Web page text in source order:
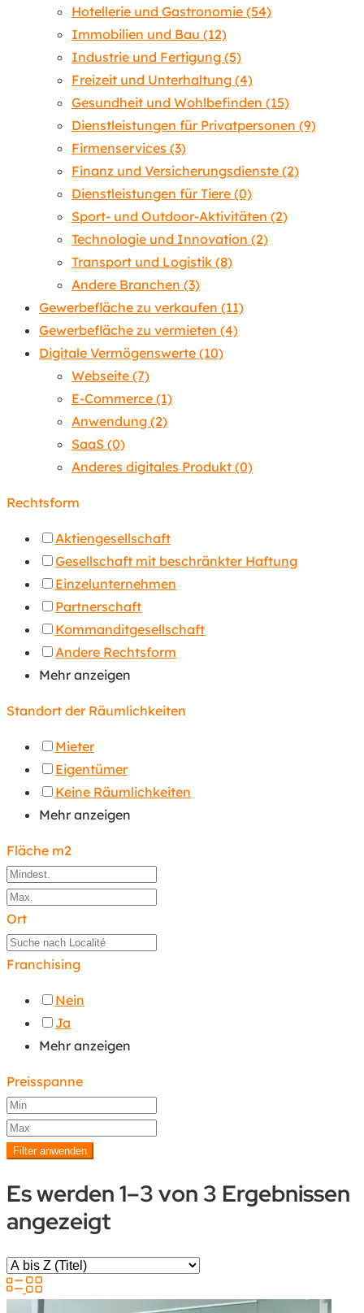
Hotellerie und Gastronomie (54)
Immobilien und Bau (12)
Industrie und Fertigung (5)
Freizeit und Unterhaltung (4)
Gesundheit und Wohlbefinden (15)
Dienstleistungen für Privatpersonen (9)
Firmenservices (3)
Finanz und Versicherungsdienste (2)
Dienstleistungen für Tiere (0)
Sport- und Outdoor-Aktivitäten (2)
Technologie und Innovation (2)
Transport und Logistik (8)
Andere Branchen (3)
Gewerbefläche zu verkaufen (11)
Gewerbefläche zu vermieten (4)
Digitale Vermögenswerte (10)
Webseite (7)
E-Commerce (1)
Anwendung (2)
SaaS (0)
Anderes digitales Produkt (0)
Rechtsform
Aktiengesellschaft
Gesellschaft mit beschränkter Haftung
Einzelunternehmen
Partnerschaft
Kommanditgesellschaft
Andere Rechtsform
Mehr anzeigen
Standort der Räumlichkeiten
Mieter
Eigentümer
Keine Räumlichkeiten
Mehr anzeigen
Fläche m2
Ort
Franchising
Nein
Ja
Mehr anzeigen
Preisspanne
Filter anwenden
Es werden 1–3 von 3 Ergebnissen
angezeigt